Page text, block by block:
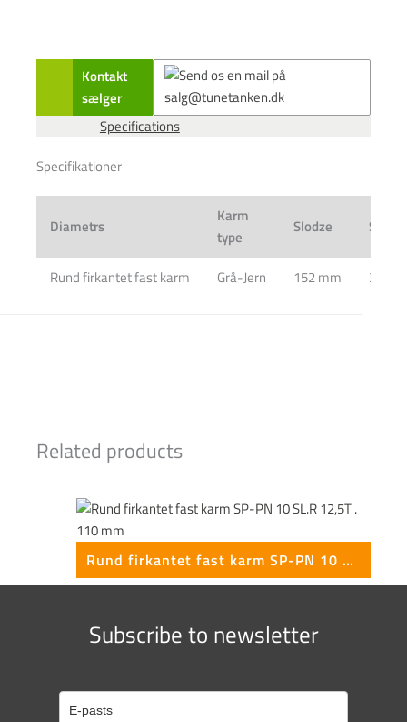
Kontakt
sælger
Specifications
Specifikationer
Diametrs
Karm
type
Slodze Svars
Rund firkantet fast karm Grå-Jern 152 mm 3,5 kg
Related products
Rund firkantet fast karm SP-PN 10 SL.R 12,5T . 110 mm
Subscribe to newsletter